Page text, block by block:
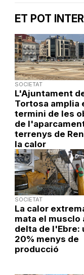
ET POT
SOCIETAT
L'Ajuntament
Tortosa amplia
termini de les
de
terrenys de
la calor
SOCIETAT
La calor
mata el musclo
delta de l'Ebre:
20% menys de
producció